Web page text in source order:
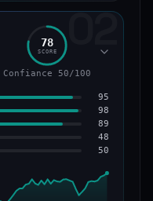
24 H
30 J
%
43/100
02
78
SCORE
Confiance 50/100
95
98
89
48
50